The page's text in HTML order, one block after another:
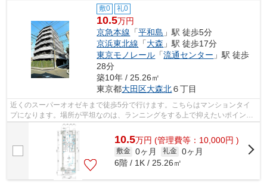
敷0 礼0
10.5万円
京急本線 「平和島 」駅 徒歩5分
京浜東北線 「大森 」駅 徒歩17分
東京モノレール 「流通センター 」駅 徒歩
28分
築10年 / 25.26㎡
東京都大田区大森北６丁目
近くのスーパーオオゼキまで徒歩5分で行けます。こちらはマンションタイ
プになります。場所が平坦なのは、ランニングをする上で抑えたいポイント
ですね。外観タイル張りは、雨風の侵入...
10.5万円 (管理費等：10,000円 )
敷金 0ヶ月 礼金 0ヶ月
6階 / 1K / 25.26㎡